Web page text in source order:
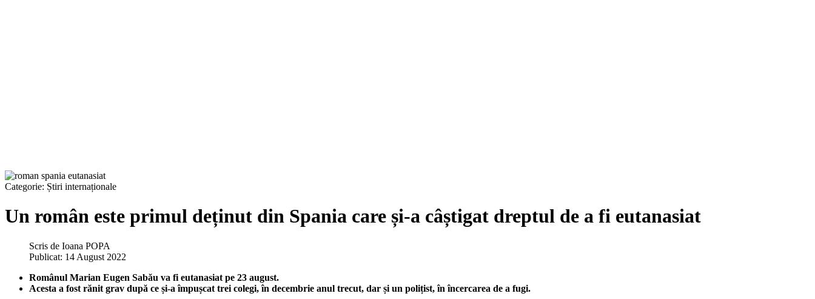
Categorie: Știri internaționale
Un român este primul deținut din Spania care și-a câștigat dreptul de a fi eutanasiat
Scris de Ioana POPA
Publicat: 14 August 2022
Românul Marian Eugen Sabău va fi eutanasiat pe 23 august.
Acesta a fost rănit grav după ce și-a împușcat trei colegi, în decembrie anul trecut, dar și un polițist, în încercarea de a fugi.